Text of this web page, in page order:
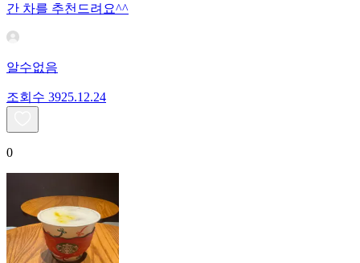
간 차를 추천드려요^^
알수없음
조회수 3925.12.24
0